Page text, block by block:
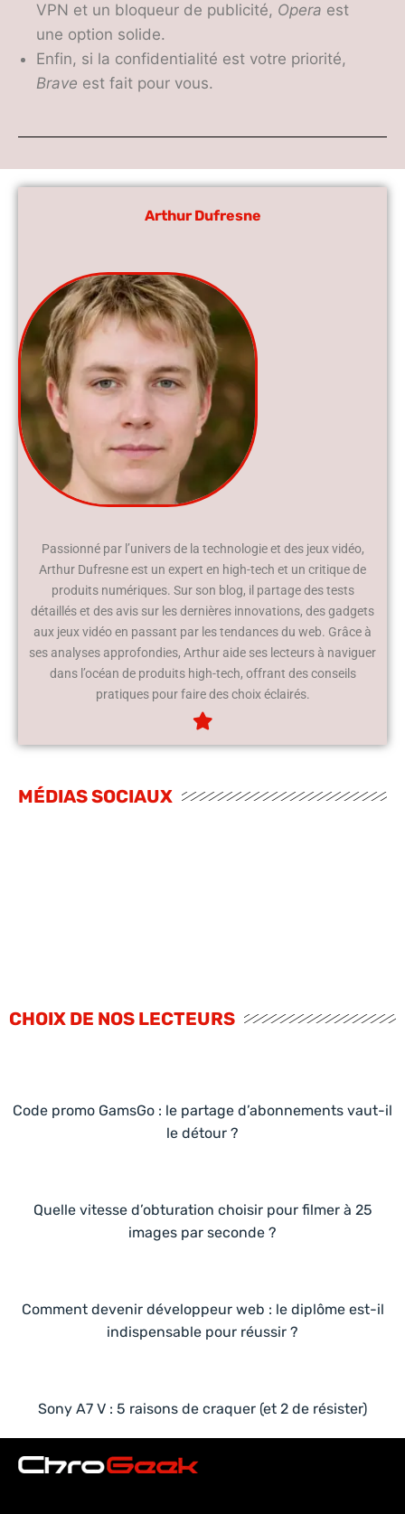
VPN et un bloqueur de publicité, Opera est
une option solide.
Enfin, si la confidentialité est votre priorité,
Brave est fait pour vous.
Arthur Dufresne
Passionné par l’univers de la technologie et des jeux vidéo,
Arthur Dufresne est un expert en high-tech et un critique de
produits numériques. Sur son blog, il partage des tests
détaillés et des avis sur les dernières innovations, des gadgets
aux jeux vidéo en passant par les tendances du web. Grâce à
ses analyses approfondies, Arthur aide ses lecteurs à naviguer
dans l’océan de produits high-tech, offrant des conseils
pratiques pour faire des choix éclairés.
MÉDIAS SOCIAUX
CHOIX DE NOS LECTEURS
Code promo GamsGo : le partage d’abonnements vaut-il
le détour ?
Quelle vitesse d’obturation choisir pour filmer à 25
images par seconde ?
Comment devenir développeur web : le diplôme est-il
indispensable pour réussir ?
Sony A7 V : 5 raisons de craquer (et 2 de résister)